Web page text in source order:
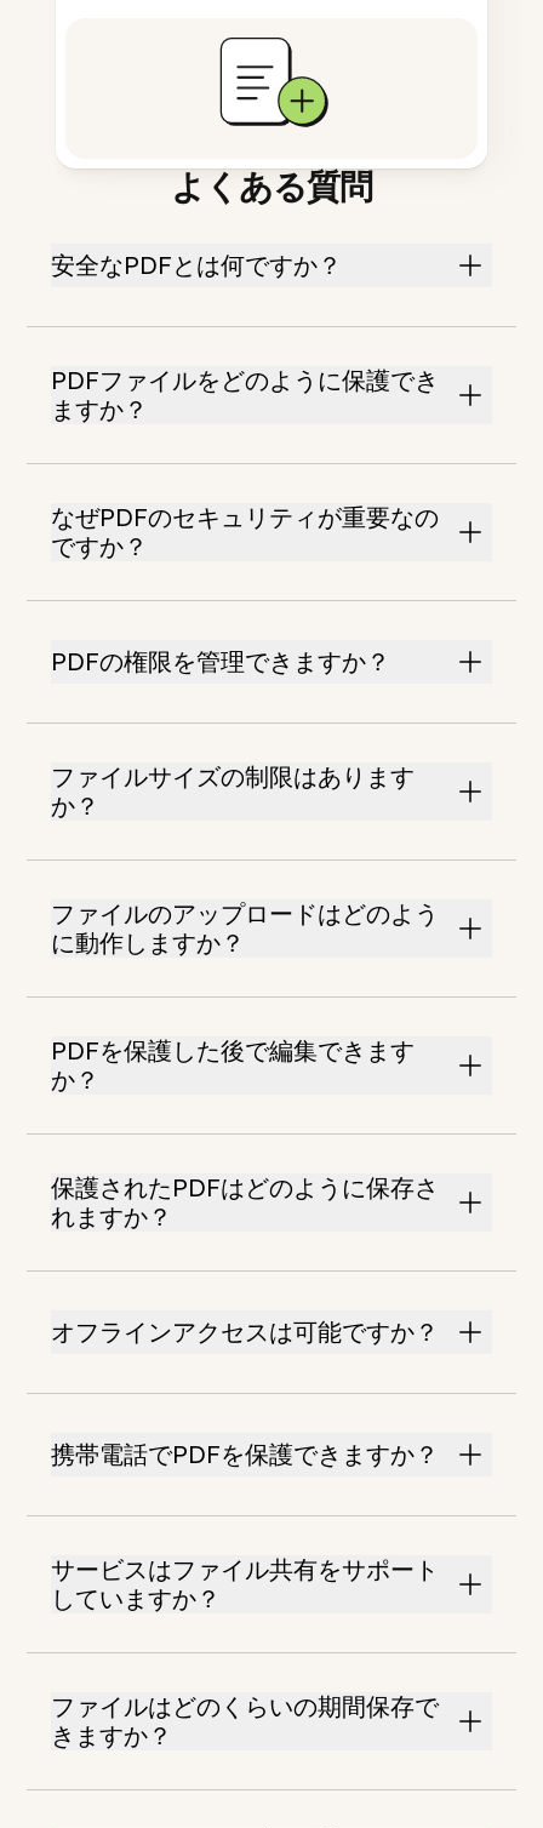
よくある質問
安全なPDFとは何ですか？
PDFファイルをどのように保護でき
ますか？
なぜPDFのセキュリティが重要なの
ですか？
PDFの権限を管理できますか？
ファイルサイズの制限はあります
か？
ファイルのアップロードはどのよう
に動作しますか？
PDFを保護した後で編集できます
か？
保護されたPDFはどのように保存さ
れますか？
オフラインアクセスは可能ですか？
携帯電話でPDFを保護できますか？
サービスはファイル共有をサポート
していますか？
ファイルはどのくらいの期間保存で
きますか？